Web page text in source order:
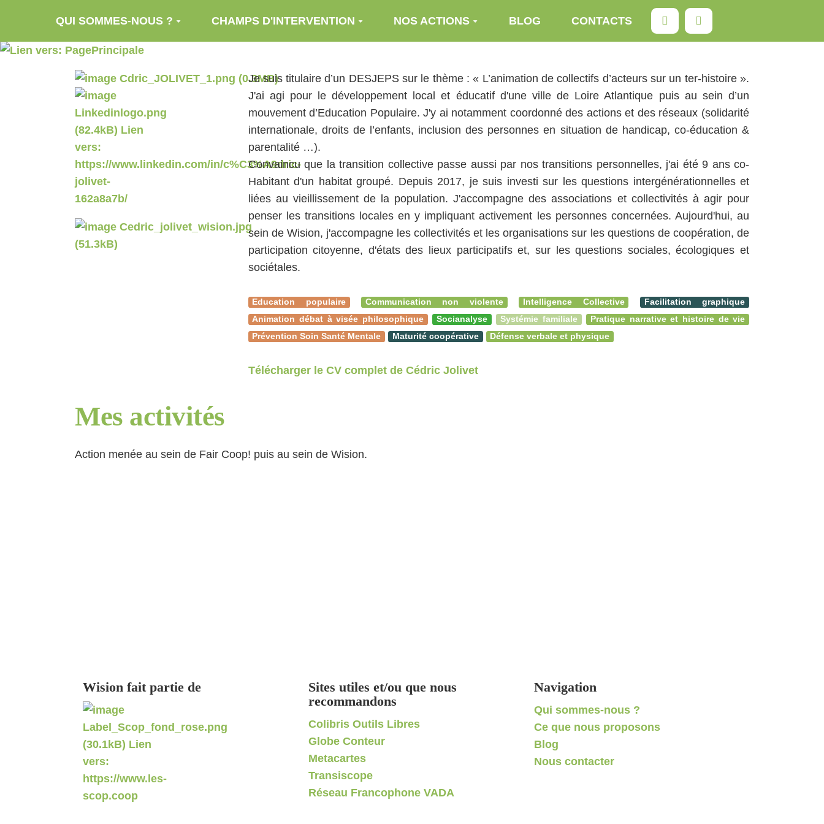
Aller au contenu principal
QUI SOMMES-NOUS ? CHAMPS D'INTERVENTION NOS ACTIONS BLOG CONTACTS Rechercher
Je suis titulaire d’un DESJEPS sur le thème : « L’animation de collectifs d’acteurs sur un ter-histoire ».
J'ai agi pour le développement local et éducatif d'une ville de Loire Atlantique puis au sein d’un
mouvement d’Education Populaire. J'y ai notamment coordonné des actions et des réseaux (solidarité
internationale, droits de l’enfants, inclusion des personnes en situation de handicap, co-éducation &
parentalité …).
Convaincu que la transition collective passe aussi par nos transitions personnelles, j'ai été 9 ans co-
Habitant d'un habitat groupé. Depuis 2017, je suis investi sur les questions intergénérationnelles et
liées au vieillissement de la population. J'accompagne des associations et collectivités à agir pour
penser les transitions locales en y impliquant activement les personnes concernées. Aujourd'hui, au
sein de Wision, j'accompagne les collectivités et les organisations sur les questions de coopération, de
participation citoyenne, d'états des lieux participatifs et, sur les questions sociales, écologiques et
sociétales.
Education populaire Communication non violente Intelligence Collective
Facilitation graphique
Animation débat à visée philosophique
Socianalyse Systémie familiale
Pratique narrative et histoire de vie
Prévention Soin Santé Mentale
Maturité coopérative Défense verbale et physique
Télécharger le CV complet de Cédric Jolivet
Mes activités
Action menée au sein de Fair Coop! puis au sein de Wision.
Wision fait partie de
Sites utiles et/ou que nous
recommandons
Colibris Outils Libres
Globe Conteur
Metacartes
Transiscope
Réseau Francophone VADA
Navigation
Qui sommes-nous ?
Ce que nous proposons
Blog
Nous contacter